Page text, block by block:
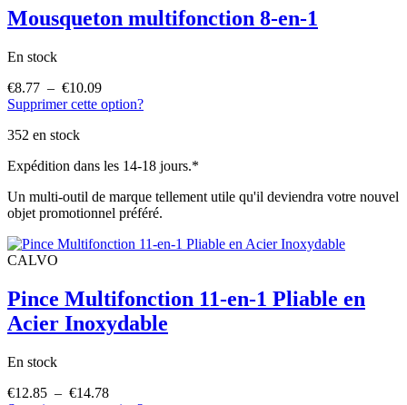
Mousqueton multifonction 8-en-1
En stock
€8.77 – €10.09
de
€10.09
Supprimer cette option?
352 en stock
Expédition dans les 14-18 jours.*
Un multi-outil de marque tellement utile qu'il deviendra votre nouvel
objet promotionnel préféré.
CALVO
Pince Multifonction 11-en-1 Pliable en
Acier Inoxydable
En stock
€12.85 – €14.78